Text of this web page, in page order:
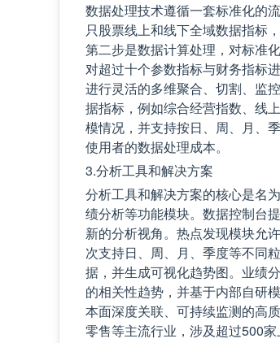
数据处理技术遵循一套标准化的
只股票线上和线下全域数据指标
第二步是数据计算处理，对标准
对超过十个参数指标与财务指标
进行灵活的多维聚合、切割、监
据指标，例如综合经营指数、线
模情况，并支持按日、周、月、
使用者的数据处理成本。
3.分析工具和解决方案
分析工具和解决方案的核心是名
绩分析等功能模块。数据控制台
新的分析视角。热点发现模块允
次支持日、周、月、季度等不同
据，并生成可视化趋势图。业绩
的相关性趋势，并基于内部自研
本面深度关联、可持续监测的高
零售等主流行业，涉及超过500家